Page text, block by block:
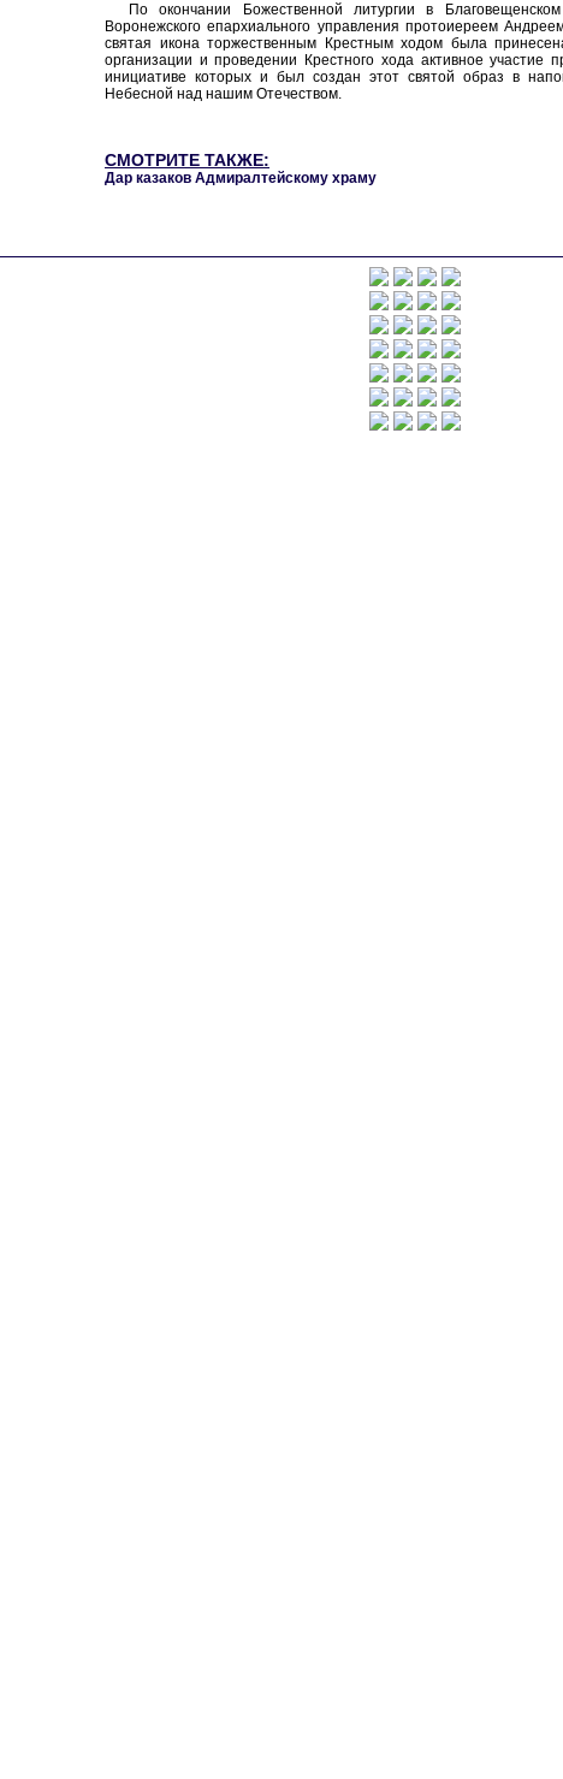
По окончании Божественной литургии в
Воронежского епархиального управления протоиереем
святая икона торжественным Крестным ходом была
организации и проведении Крестного хода активное участие
инициативе которых и был создан этот святой образ в
Небесной над нашим Отечеством.
СМОТРИТЕ ТАКЖЕ:
Дар казаков Адмиралтейскому храму